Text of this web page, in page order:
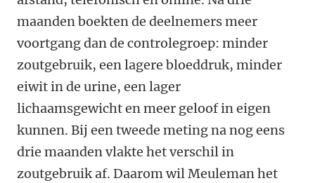
maanden boekten de deelnemers meer
voortgang dan de controlegroep: minder
zoutgebruik, een lagere bloeddruk, minder
eiwit in de urine, een lager
lichaamsgewicht en meer geloof in eigen
kunnen. Bij een tweede meting na nog eens
drie maanden vlakte het verschil in
zoutgebruik af. Daarom wil Meuleman het